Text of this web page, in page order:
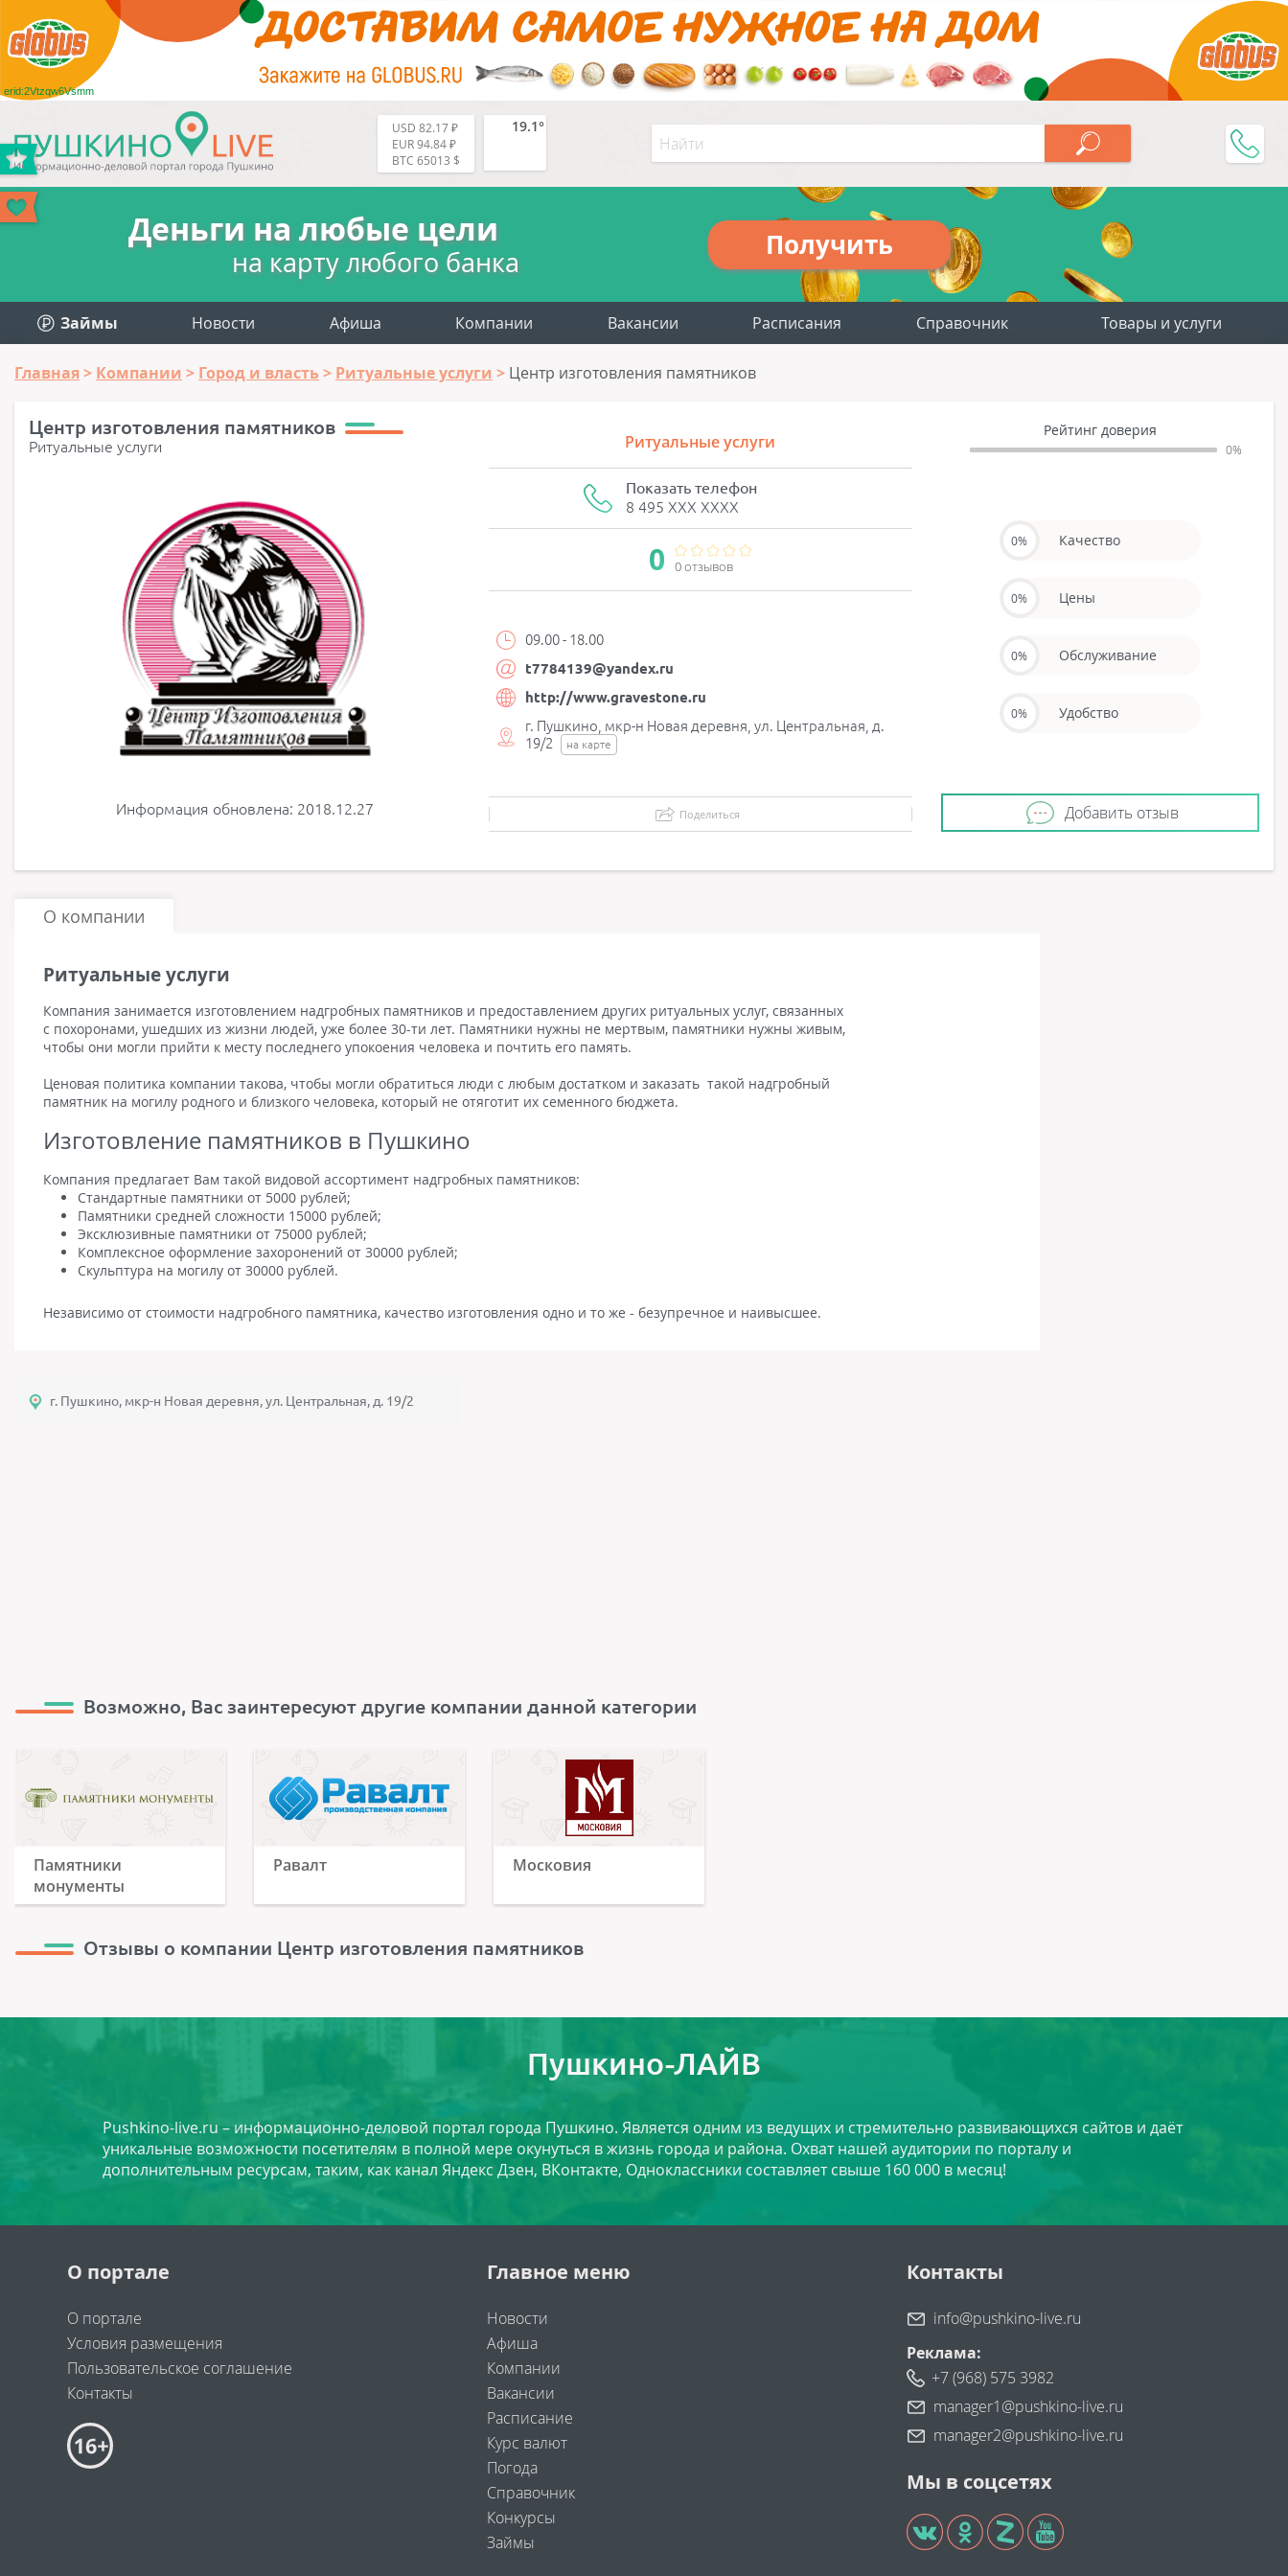
erid:2Vtzqw6Vsmm
USD 82.17 ₽
EUR 94.84 ₽
BTC 65013 $
19.1°
Деньги на любые цели
на карту любого банка
Получить
Займы Новости Афиша Компании Вакансии Расписания Справочник Товары и услуги
Главная Компании Город и власть Ритуальные услуги Центр изготовления памятников
Центр изготовления памятников
Ритуальные услуги
Информация обновлена: 2018.12.27
Ритуальные услуги
Показать телефон
8 495 XXX XXXX
0 0 отзывов
09.00 - 18.00
t7784139@yandex.ru
http://www.gravestone.ru
г. Пушкино, мкр-н Новая деревня, ул. Центральная, д.
19/2
на карте
Поделиться
Рейтинг доверия
0%
0% Качество
0% Цены
0% Обслуживание
0% Удобство
Добавить отзыв
О компании
Ритуальные услуги
Компания занимается изготовлением надгробных памятников и предоставлением других ритуальных услуг, связанных
с похоронами, ушедших из жизни людей, уже более 30-ти лет. Памятники нужны не мертвым, памятники нужны живым,
чтобы они могли прийти к месту последнего упокоения человека и почтить его память.
Ценовая политика компании такова, чтобы могли обратиться люди с любым достатком и заказать такой надгробный
памятник на могилу родного и близкого человека, который не отяготит их семенного бюджета.
Изготовление памятников в Пушкино
Компания предлагает Вам такой видовой ассортимент надгробных памятников:
Стандартные памятники от 5000 рублей;
Памятники средней сложности 15000 рублей;
Эксклюзивные памятники от 75000 рублей;
Комплексное оформление захоронений от 30000 рублей;
Скульптура на могилу от 30000 рублей.
Независимо от стоимости надгробного памятника, качество изготовления одно и то же - безупречное и наивысшее.
г. Пушкино, мкр-н Новая деревня, ул. Центральная, д. 19/2
Возможно, Вас заинтересуют другие компании данной категории
Памятники
монументы
Равалт Московия
Отзывы о компании Центр изготовления памятников
Пушкино-ЛАЙВ
Pushkino-live.ru – информационно-деловой портал города Пушкино. Является одним из ведущих и стремительно развивающихся сайтов и даёт
уникальные возможности посетителям в полной мере окунуться в жизнь города и района. Охват нашей аудитории по порталу и
дополнительным ресурсам, таким, как канал Яндекс Дзен, ВКонтакте, Одноклассники составляет свыше 160 000 в месяц!
О портале
О портале
Условия размещения
Пользовательское соглашение
Контакты
Главное меню
Новости
Афиша
Компании
Вакансии
Расписание
Курс валют
Погода
Справочник
Конкурсы
Займы
Контакты
info@pushkino-live.ru
Реклама:
+7 (968) 575 3982
manager1@pushkino-live.ru
manager2@pushkino-live.ru
Мы в соцсетях